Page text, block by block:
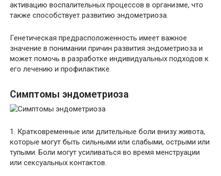
активацию воспалительных процессов в организме, что
также способствует развитию эндометриоза.
Генетическая предрасположенность имеет важное
значение в понимании причин развития эндометриоза и
может помочь в разработке индивидуальных подходов к
его лечению и профилактике.
Симптомы эндометриоза
1. Кратковременные или длительные боли внизу живота,
которые могут быть сильными или слабыми, острыми или
тупыми. Боли могут усиливаться во время менструации
или сексуальных контактов.